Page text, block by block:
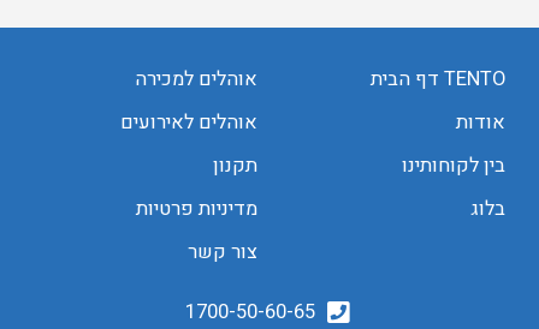
TENTO דף הבית
אודות
בין לקוחותינו
בלוג
אוהלים למכירה
אוהלים לאירועים
תקנון
מדיניות פרטיות
צור קשר
1700-50-60-65